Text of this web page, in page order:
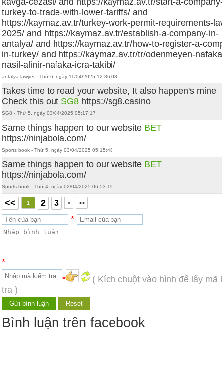
kavga-cezasi/ and https://kaymaz.av.tr/start-a-
turkey-to-trade-with-lower-tariffs/ and
https://kaymaz.av.tr/turkey-work-permit-requirements-
2025/ and https://kaymaz.av.tr/establish-a-company-in-
antalya/ and https://kaymaz.av.tr/how-to-register-a-
in-turkey/ and https://kaymaz.av.tr/tr/odenmeyen-
nasil-alinir-nafaka-icra-takibi/
antalya lawyer - Thứ 6, ngày 11/04/2025 12:36:08
Takes time to read your website, It also happen's mine
Check this out SG8 https://sg8.casino
SG8 - Thứ 5, ngày 03/04/2025 05:17:17
Same things happen to our website BET
https://ninjabola.com/
Sports book - Thứ 5, ngày 03/04/2025 05:15:48
Same things happen to our website BET
https://ninjabola.com/
Sports book - Thứ 4, ngày 02/04/2025 06:53:19
<< 1 2 3 > >>
*
*
*
( Kích chuột vào hình để lấy mã
tra )
Bình luận trên facebook